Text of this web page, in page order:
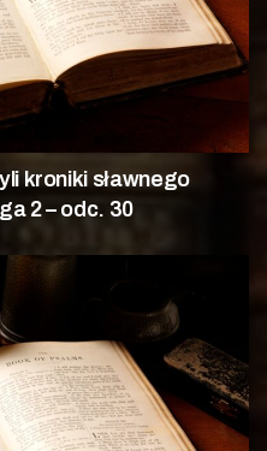
kroniki sławnego
2 – odc. 30